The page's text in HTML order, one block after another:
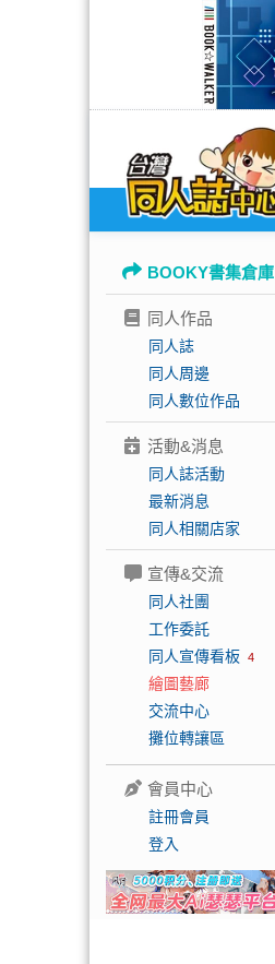
BOOKY書集倉庫
同人作品
同人誌
同人周邊
同人數位作品
活動&消息
同人誌活動
最新消息
同人相關店家
宣傳&交流
同人社團
工作委託
同人宣傳看板 4
繪圖藝廊
交流中心
攤位轉讓區
會員中心
註冊會員
登入